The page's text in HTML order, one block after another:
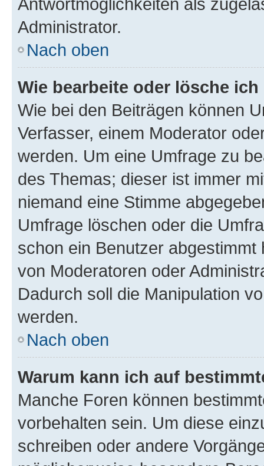
Administrator.
Nach oben
Wie bearbeite oder lösche
Wie bei den Beiträgen können
Verfasser, einem Moderator
werden. Um eine Umfrage zu
des Themas; dieser ist immer
niemand eine Stimme
Umfrage löschen oder die
schon ein Benutzer
von Moderatoren oder
Dadurch soll die Manipulation
werden.
Nach oben
Warum kann ich auf
Manche Foren können
vorbehalten sein. Um diese
schreiben oder andere